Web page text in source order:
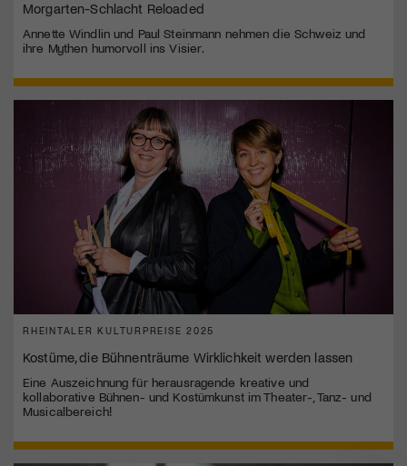
Morgarten-Schlacht Reloaded
Annette Windlin und Paul Steinmann nehmen die Schweiz und
ihre Mythen humorvoll ins Visier.
RHEINTALER KULTURPREISE 2025
Kostüme, die Bühnenträume Wirklichkeit werden lassen
Eine Auszeichnung für herausragende kreative und
kollaborative Bühnen- und Kostümkunst im Theater-, Tanz- und
Musicalbereich!